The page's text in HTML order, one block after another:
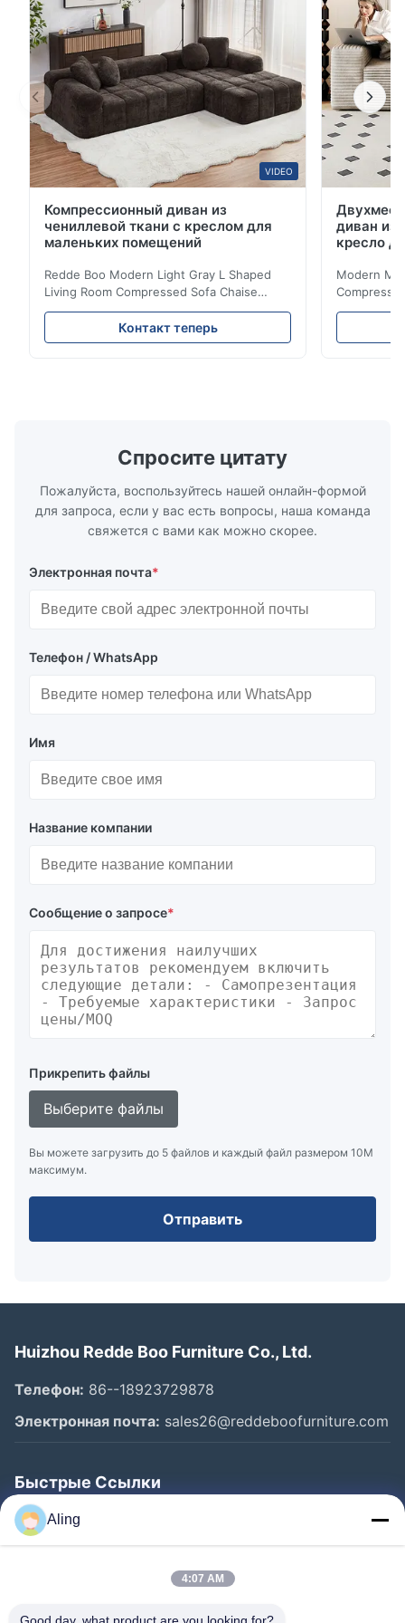
VIDEO
Компрессионный диван из
чениллевой ткани с креслом для
маленьких помещений
Redde Boo Modern Light Gray L Shaped
Living Room Compressed Sofa Chaise
Lounge Product Overview High resilience
soft sectional sofa designed for small
spaces, featuring a contemporary light gray
Контакт теперь
диван из
кресло
Modern
Room
Спросите цитату
Пожалуйста, воспользуйтесь нашей онлайн-формой
для запроса, если у вас есть вопросы, наша команда
свяжется с вами как можно скорее.
Электронная почта*
Телефон / WhatsApp
Имя
Название компании
Сообщение о запросе*
Прикрепить файлы
Выберите файлы
Вы можете загрузить до 5 файлов и каждый файл размером 10M
максимум.
Отправить
Huizhou Redde Boo Furniture Co., Ltd.
Телефон: 86--18923729878
Электронная почта: sales26@reddeboofurniture.com
Быстрые Ссылки
Главная Страница
Продукция
О Компании
Aling
4:07 AM